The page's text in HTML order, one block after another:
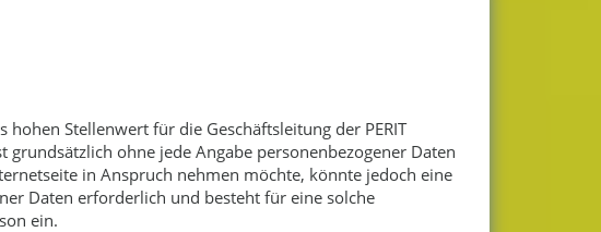
Stellenwert für die Geschäftsleitung der PERIT
grundsätzlich ohne jede Angabe personenbezogener Daten
in Anspruch nehmen möchte, könnte jedoch eine
Daten erforderlich und besteht für eine solche
ein.